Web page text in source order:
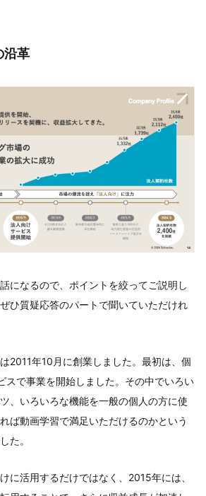
沿革
になるので、ポイントを絞ってご説明し
ひ質疑応答のパートで聞いていただけれ
2011年10月に創業しました。最初は、個
スで事業を開始しました。その中でいろい
、いろいろな機能を一般の個人の方に使
ば動画学習で満足いただけるのかという
た。
に活用するだけではなく、2015年には、